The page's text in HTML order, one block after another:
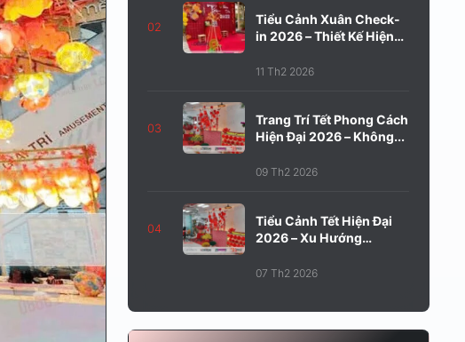
02
Tiểu Cảnh Xuân Check-
in 2026 – Thiết Kế Hiện
11 Th2 2026
03
Trang Trí Tết Phong Cách
Hiện Đại 2026 – Không...
09 Th2 2026
04
Tiểu Cảnh Tết Hiện Đại
2026 – Xu Hướng
07 Th2 2026